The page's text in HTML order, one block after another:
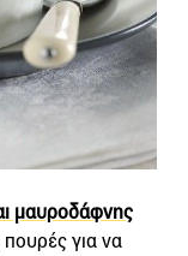
μαυροδάφνης
για να